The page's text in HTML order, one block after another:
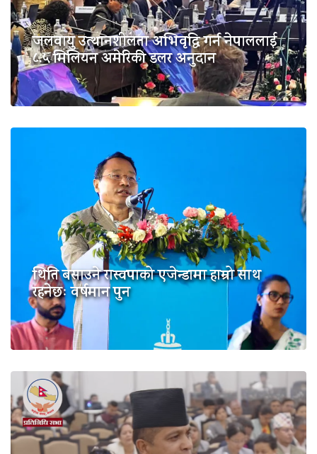
जलवायु उत्थानशीलता अभिवृद्धि गर्न नेपाललाई
८.५ मिलियन अमेरिकी डलर अनुदान
थिति बसाउने रास्वपाको एजेन्डामा हाम्रो साथ
रहनेछः वर्षमान पुन